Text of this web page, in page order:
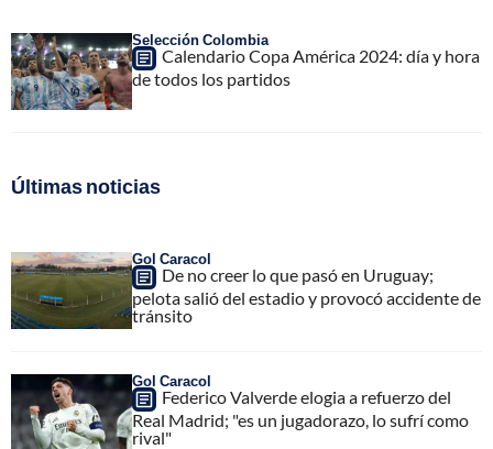
Selección Colombia
Calendario Copa América 2024: día y hora
de todos los partidos
Últimas noticias
Gol Caracol
De no creer lo que pasó en Uruguay;
pelota salió del estadio y provocó accidente de
tránsito
Gol Caracol
Federico Valverde elogia a refuerzo del
Real Madrid; "es un jugadorazo, lo sufrí como
rival"